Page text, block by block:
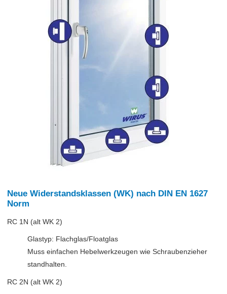
Neue Widerstandsklassen (WK) nach DIN EN 1627
Norm
RC 1N (alt WK 2)
Glastyp: Flachglas/Floatglas
Muss einfachen Hebelwerkzeugen wie Schraubenzieher
standhalten.
RC 2N (alt WK 2)